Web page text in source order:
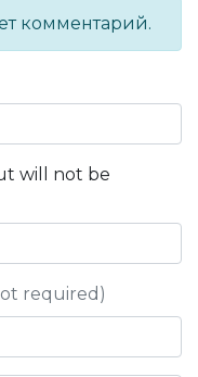
комментарий.
will not be
required)